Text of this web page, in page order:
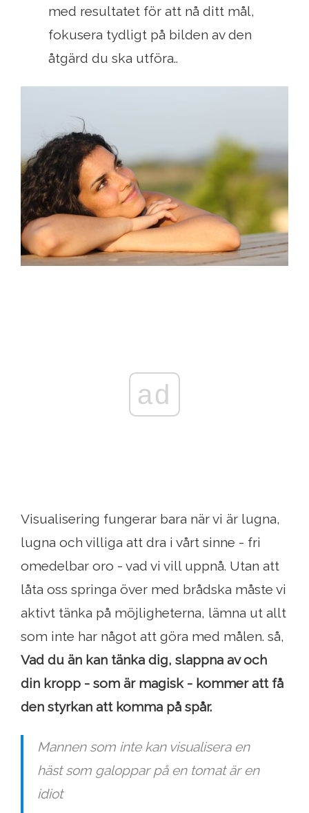
med resultatet för att nå ditt mål,
fokusera tydligt på bilden av den
åtgärd du ska utföra..
ad
Visualisering fungerar bara när vi är lugna,
lugna och villiga att dra i vårt sinne - fri
omedelbar oro - vad vi vill uppnå. Utan att
låta oss springa över med brådska måste vi
aktivt tänka på möjligheterna, lämna ut allt
som inte har något att göra med målen. så,
Vad du än kan tänka dig, slappna av och
din kropp - som är magisk - kommer att få
den styrkan att komma på spår.
Mannen som inte kan visualisera en
häst som galoppar på en tomat är en
idiot